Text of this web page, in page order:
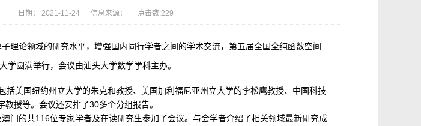
日期： 2021-11-24 信息来源： 点击数:229
理论领域的研究水平，增强国内同行学者之间的学术交流，第五届全国全纯函数空间
学圆满举行，会议由汕头大学数学学科主办。
括美国纽约州立大学的朱克和教授、美国加利福尼亚州立大学的李松鹰教授、中国科技
授等。会议还安排了30多个分组报告。
门的共116位专家学者及在读研究生参加了会议。与会学者介绍了相关领域最新研究成